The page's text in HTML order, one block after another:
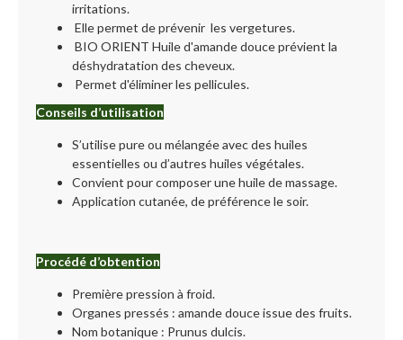
irritations.
Elle permet de prévenir les vergetures.
BIO ORIENT Huile d'amande douce prévient la
déshydratation des cheveux.
Permet d'éliminer les pellicules.
Conseils d’utilisation
S’utilise pure ou mélangée avec des huiles
essentielles ou d’autres huiles végétales.
Convient pour composer une huile de massage.
Application cutanée, de préférence le soir.
Procédé d’obtention
Première pression à froid.
Organes pressés : amande douce issue des fruits.
Nom botanique : Prunus dulcis.